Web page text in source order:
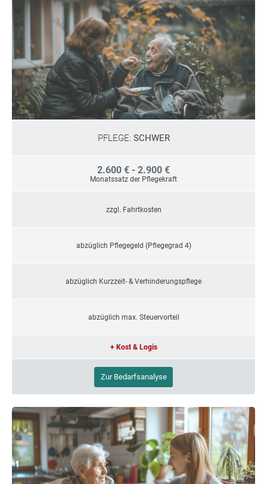
PFLEGE: SCHWER
2.600 € - 2.900 €
Monatssatz der Pflegekraft
zzgl. Fahrtkosten
abzüglich Pflegegeld (Pflegegrad 4)
abzüglich Kurzzeit- & Verhinderungspflege
abzüglich max. Steuervorteil
+ Kost & Logis
Zur Bedarfsanalyse